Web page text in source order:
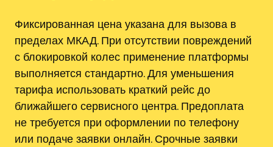
Фиксированная цена указана для вызова в
пределах МКАД. При отсутствии повреждений
с блокировкой колес применение платформы
выполняется стандартно. Для уменьшения
тарифа использовать краткий рейс до
ближайшего сервисного центра. Предоплата
не требуется при оформлении по телефону
или подаче заявки онлайн. Срочные заявки